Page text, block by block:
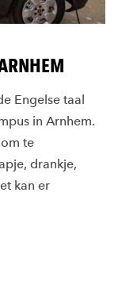
Engelse taal
in Arnhem.
te
drankje,
kan er